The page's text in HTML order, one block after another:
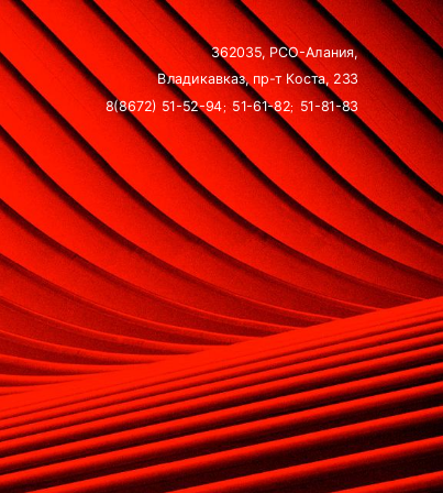
362035, РСО-Алания,
Владикавказ, пр-т Коста, 233
8(8672) 51-52-94; 51-61-82; 51-81-83